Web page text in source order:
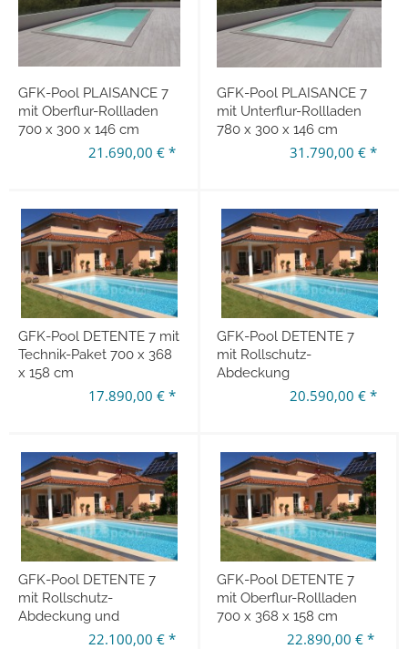
GFK-Pool PLAISANCE 7
mit Oberflur-Rollladen
700 x 300 x 146 cm
21.690,00 € *
GFK-Pool PLAISANCE 7
mit Unterflur-Rollladen
780 x 300 x 146 cm
31.790,00 € *
GFK-Pool DETENTE 7 mit
Technik-Paket 700 x 368
x 158 cm
17.890,00 € *
GFK-Pool DETENTE 7
mit Rollschutz-
Abdeckung
20.590,00 € *
GFK-Pool DETENTE 7
mit Rollschutz-
Abdeckung und
Wärmepumpe22.100,00 € *
GFK-Pool DETENTE 7
mit Oberflur-Rollladen
700 x 368 x 158 cm
22.890,00 € *